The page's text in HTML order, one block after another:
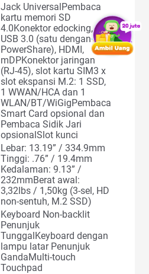
Jack UniversalPembaca
kartu memori SD
4.0Konektor edocking, 3
USB 3.0 (satu dengan
PowerShare), HDMI,
mDPKonektor jaringan
(RJ-45), slot kartu SIM3 x
slot ekspansi M.2: 1 SSD,
1 WWAN/HCA dan 1
WLAN/BT/WiGigPembaca
Smart Card opsional dan
Pembaca Sidik Jari
opsionalSlot kunci
Lebar: 13.19” / 334.9mm
Tinggi: .76” / 19.4mm
Kedalaman: 9.13” /
232mmBerat awal:
3,32lbs / 1,50kg (3-sel, HD
non-sentuh, M.2 SSD)
Keyboard Non-backlit
Penunjuk
TunggalKeyboard dengan
lampu latar Penunjuk
GandaMulti-touch
Touchpad